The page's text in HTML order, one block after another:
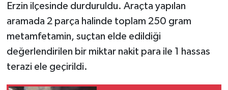
Erzin ilçesinde durduruldu. Araçta yapılan
aramada 2 parça halinde toplam 250 gram
metamfetamin, suçtan elde edildiği
değerlendirilen bir miktar nakit para ile 1 hassas
terazi ele geçirildi.